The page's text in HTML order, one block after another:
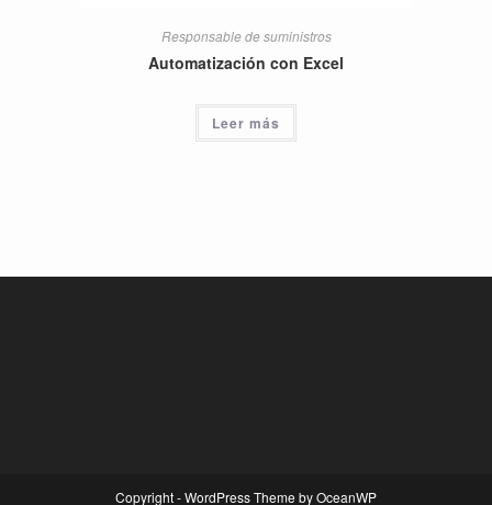
Responsable de suministros
Automatización con Excel
Leer más
Copyright - WordPress Theme by OceanWP